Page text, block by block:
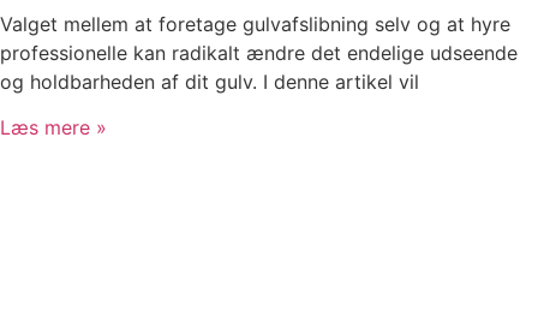
Valget mellem at foretage gulvafslibning selv og at hyre
professionelle kan radikalt ændre det endelige udseende
og holdbarheden af dit gulv. I denne artikel vil
Læs mere »